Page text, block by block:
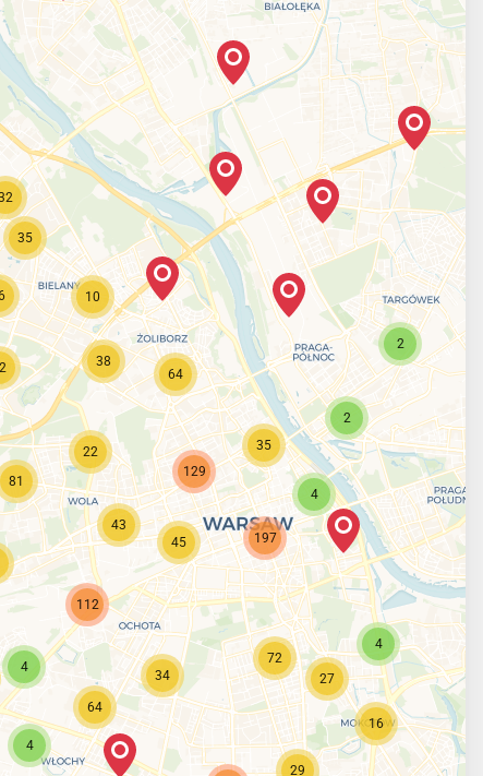
4
4
64
43
22
29
27
35
64
10
4
35
112
81
34
45
129
38
72
197
4
16
2
2